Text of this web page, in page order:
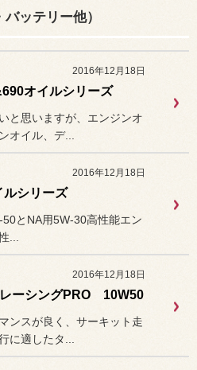
ッテリー他）
2016年12月18日
オイルシリーズ
と思いますが、エンジンオ
オイル、デ...
2016年12月18日
シリーズ
50とNA用5W-30高性能エン
...
2016年12月18日
ーシングPRO 10W50
ンスが良く、サーキット走
に適したタ...